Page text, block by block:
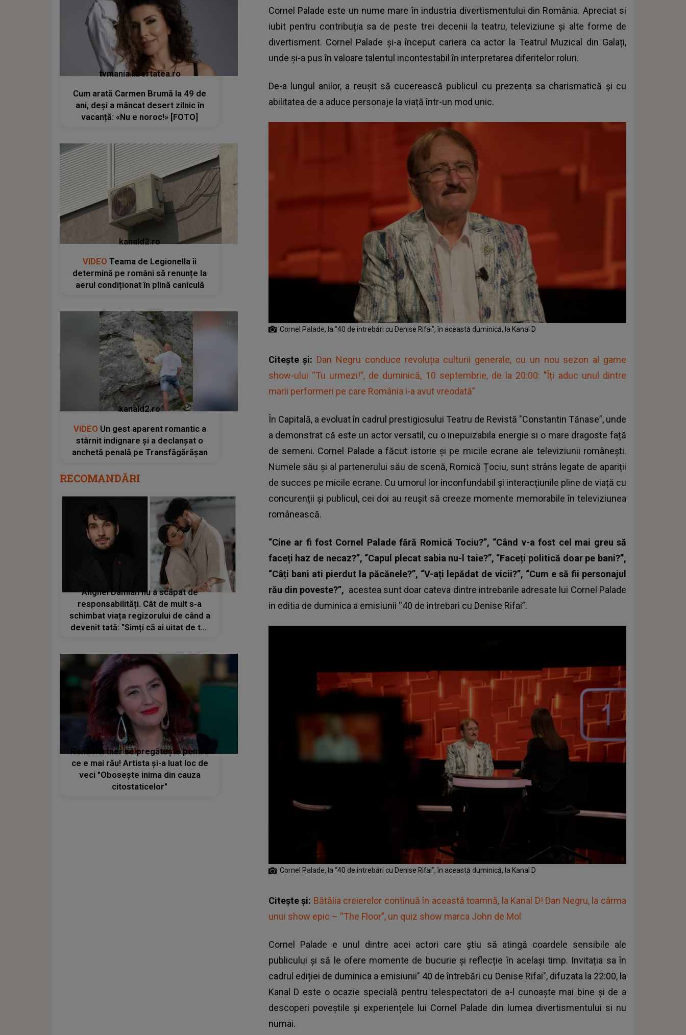
Cornel Palade este un nume mare în industria divertismentului din România. Apreciat si
iubit pentru contribuția sa de peste trei decenii la teatru, televiziune și alte forme de
divertisment. Cornel Palade și-a început cariera ca actor la Teatrul Muzical din Galați,
unde și-a pus în valoare talentul incontestabil în interpretarea diferitelor roluri.
De-a lungul anilor, a reușit să cucerească publicul cu prezența sa charismatică și cu
abilitatea de a aduce personaje la viață într-un mod unic.
Cornel Palade, la “40 de întrebări cu Denise Rifai”, în această duminică, la Kanal D
Citește și: Dan Negru conduce revoluția culturii generale, cu un nou sezon al game
show-ului “Tu urmezi!”, de duminică, 10 septembrie, de la 20:00: "Îți aduc unul dintre
marii performeri pe care România i-a avut vreodată”
În Capitală, a evoluat în cadrul prestigiosului Teatru de Revistă "Constantin Tănase”, unde
a demonstrat că este un actor versatil, cu o inepuizabila energie si o mare dragoste față
de semeni. Cornel Palade a făcut istorie și pe micile ecrane ale televiziunii românești.
Numele său și al partenerului său de scenă, Romică Țociu, sunt strâns legate de apariții
de succes pe micile ecrane. Cu umorul lor inconfundabil și interacțiunile pline de viață cu
concurenții și publicul, cei doi au reușit să creeze momente memorabile în televiziunea
românească.
“Cine ar fi fost Cornel Palade fără Romică Tociu?”, “Când v-a fost cel mai greu să
faceți haz de necaz?”, “Capul plecat sabia nu-l taie?”, “Faceți politică doar pe bani?”,
“Câți bani ati pierdut la păcănele?”, “V-ați lepădat de vicii?”, “Cum e să fii personajul
rău din poveste?”, acestea sunt doar cateva dintre intrebarile adresate lui Cornel Palade
in editia de duminica a emisiunii “40 de intrebari cu Denise Rifai”.
Cornel Palade, la “40 de întrebări cu Denise Rifai”, în această duminică, la Kanal D
Citește și: Bătălia creierelor continuă în această toamnă, la Kanal D! Dan Negru, la cârma
unui show epic – “The Floor”, un quiz show marca John de Mol
Cornel Palade e unul dintre acei actori care știu să atingă coardele sensibile ale
publicului și să le ofere momente de bucurie și reflecție în același timp. Invitația sa în
cadrul ediției de duminica a emisiunii" 40 de întrebări cu Denise Rifai", difuzata la 22:00, la
Kanal D este o ocazie specială pentru telespectatori de a-l cunoaște mai bine și de a
descoperi poveștile și experiențele lui Cornel Palade din lumea divertismentului si nu
numai.
tvmania.libertatea.ro
Cum arată Carmen Brumă la 49 de
ani, deși a mâncat desert zilnic în
vacanță: «Nu e noroc!» [FOTO]
kanald2.ro
VIDEO Teama de Legionella îi
determină pe români să renunțe la
aerul condiționat în plină caniculă
kanald2.ro
VIDEO Un gest aparent romantic a
stârnit indignare și a declanșat o
anchetă penală pe Transfăgărășan
RECOMANDĂRI
Anghel Damian nu a scăpat de
responsabilități. Cât de mult s-a
schimbat viața regizorului de când a
devenit tată: "Simți că ai uitat de tot
Rona Hartner se pregătește pentru
ce e mai rău! Artista și-a luat loc de
veci "Obosește inima din cauza
citostaticelor"